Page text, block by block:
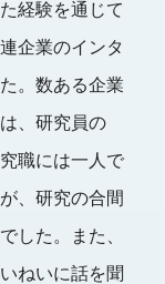
経験を通じて
企業のインタ
。数ある企業
、研究員の
職には一人で
、研究の合間
した。また、
ねいに話を聞